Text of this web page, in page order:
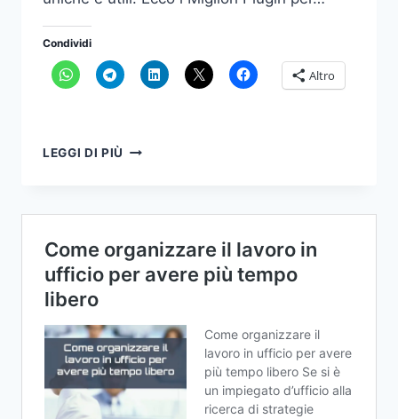
Condividi
Altro
LEGGI DI PIÙ
PROVARE
SUBITO